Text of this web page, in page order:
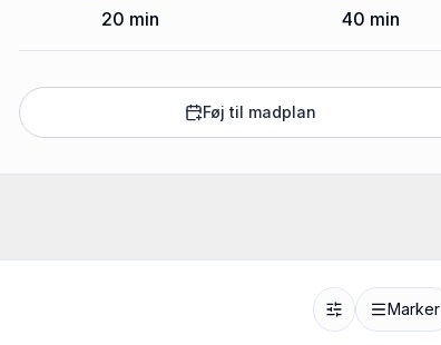
20 min 40 min
Føj til madplan
Marker